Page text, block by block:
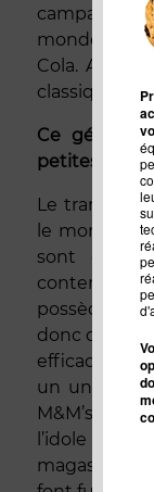
campagne
monde
Cola.
classiques
Ce géant
petites
Le
le monde
sont en
contenu.
possède
donc qu’elle
efficaces.
un univers
M&M’s a
l’idole
magasins